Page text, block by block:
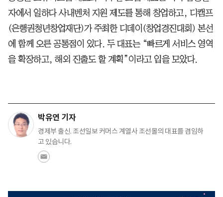
자에서 일하다 사내벤처 지원 제도를 통해 창업하고, 디캠프
(은행권청년창업재단)가 주최한 디데이(창업경진대회) 본선
에 함께 오른 공통점이 있다. 두 대표는 “빠르게 서비스 영역
을 확장하고, 해외 진출도 할 계획”이라고 입을 모았다.
박유연 기자
경제부 출신. 조선일보 커머스 계열사 조선몰의 대표를 겸임하
고 있습니다.